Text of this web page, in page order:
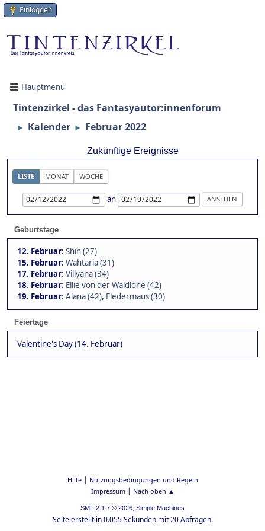
Einloggen
Hauptmenü
Tintenzirkel - das Fantasyautor:innenforum
► Kalender ► Februar 2022
Zukünftige Ereignisse
LISTE MONAT WOCHE
an
Geburtstage
12. Februar: Shin (27)
15. Februar: Wahtaria (31)
17. Februar: Villyana (34)
18. Februar: Ellie von der Waldlohe (42)
19. Februar: Alana (42), Fledermaus (30)
Feiertage
Valentine's Day (14. Februar)
Hilfe| Nutzungsbedingungen und Regeln
Impressum| Nach oben ▲
SMF 2.1.7 © 2026, Simple Machines
Seite erstellt in 0.055 Sekunden mit 20 Abfragen.